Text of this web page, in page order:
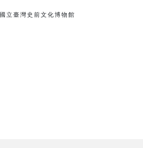
國立臺灣史前文化博物館